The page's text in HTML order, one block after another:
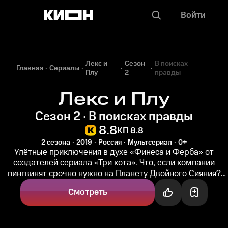
Войти
Главная Сериалы Лекс и
Плу
Сезон
2
В поисках
правды
Лекс и Плу
Сезон 2 · В поисках правды
8.8КП 8.8
2 сезона 2019 Россия Мультсериал 0+
Улётные приключения в духе «Финеса и Ферба» от
создателей сериала «Три кота». Что, если компании
пингвинят срочно нужно на Планету Двойного Сияния?
Для такого случая...
Смотреть